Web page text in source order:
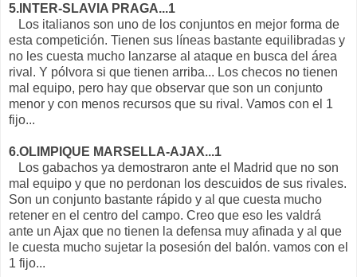
5.INTER-SLAVIA PRAGA...1
Los italianos son uno de los conjuntos en mejor forma de
esta competición. Tienen sus líneas bastante equilibradas y
no les cuesta mucho lanzarse al ataque en busca del área
rival. Y pólvora si que tienen arriba... Los checos no tienen
mal equipo, pero hay que observar que son un conjunto
menor y con menos recursos que su rival. Vamos con el 1
fijo...
6.OLIMPIQUE MARSELLA-AJAX...1
Los gabachos ya demostraron ante el Madrid que no son
mal equipo y que no perdonan los descuidos de sus rivales.
Son un conjunto bastante rápido y al que cuesta mucho
retener en el centro del campo. Creo que eso les valdrá
ante un Ajax que no tienen la defensa muy afinada y al que
le cuesta mucho sujetar la posesión del balón. vamos con el
1 fijo...